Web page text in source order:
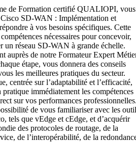
de Formation certifié QUALIOPI, vous
SD-WAN : Implémentation et
à vos besoins spécifiques. Cette
nécessaires pour concevoir,
un réseau SD-WAN à grande échelle.
auprès de notre Formateur Expert
étape, vous donnera des conseils
les meilleures pratiques du secteur.
centrée sur l’adaptabilité et l’efficacité,
immédiatement les compétences
sur vos performances
de vous familiariser avec les
tels que vEdge et cEdge, et d’acquérir
des protocoles de routage, de la
de l’interopérabilité, de la